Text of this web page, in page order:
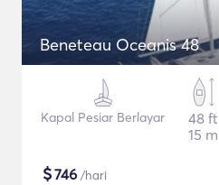
Beneteau Oceanis 48
Kapal Pesiar Berlayar
48 ft
15 m
$746 /hari